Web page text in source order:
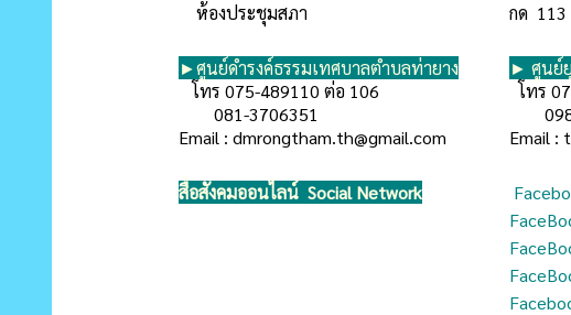
ห้องประชุมสภา
กด 113
►ศูนย์ดำรงค์ธรรมเทศบาลตำบลท่ายาง
โทร 075-489110 ต่อ 106
081-3706351
Email : dmrongtham.th@gmail.com
► ศูนย์
โทร
098-
Email :
สื่อสังคมออนไลน์ Social Network